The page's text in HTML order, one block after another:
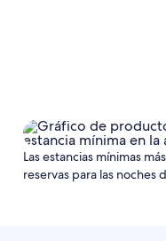
Las estancias mínimas
reservas para las noches